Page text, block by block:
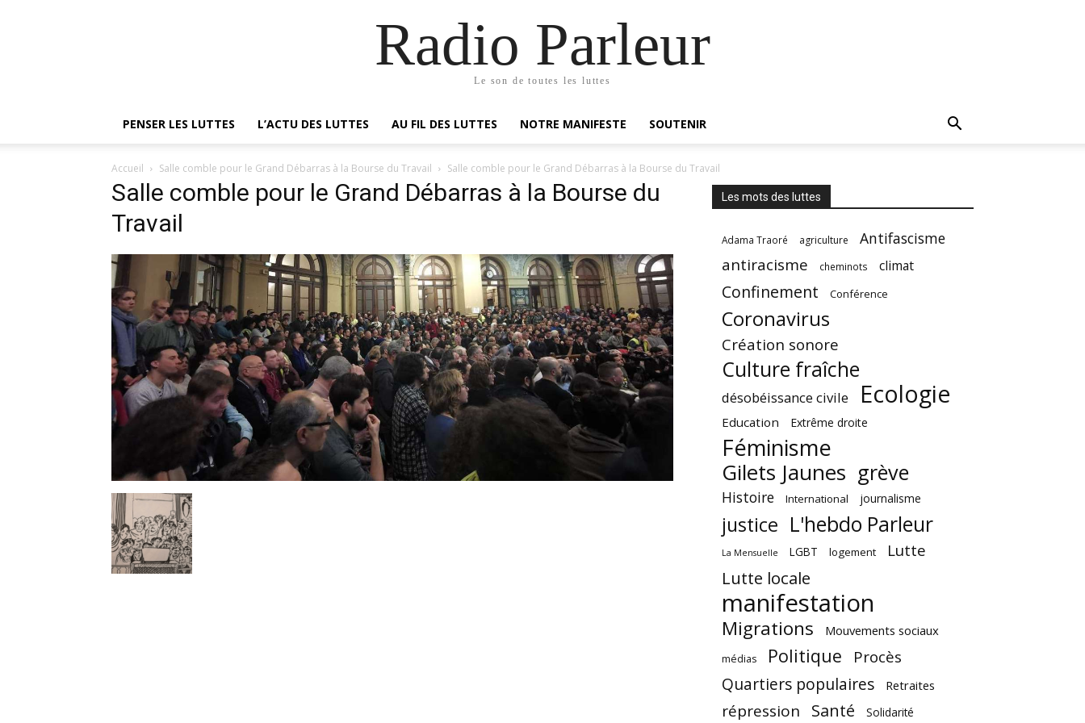
Radio Parleur
Le son de toutes les luttes
PENSER LES LUTTES L’ACTU DES LUTTES AU FIL DES LUTTES NOTRE MANIFESTE SOUTENIR
Accueil Salle comble pour le Grand Débarras à la Bourse du Travail Salle comble pour le Grand Débarras à la Bourse du Travail
Salle comble pour le Grand Débarras à la Bourse du
Travail
Les mots des luttes
Adama Traoré agriculture Antifascisme
antiracisme cheminots climat
Confinement Conférence
Coronavirus
Création sonore
Culture fraîche
désobéissance civile Ecologie
Education Extrême droite
Féminisme
Gilets Jaunes grève
Histoire International journalisme
justice L'hebdo Parleur
La Mensuelle LGBT logement Lutte
Lutte locale
manifestation
Migrations Mouvements sociaux
médias Politique Procès
Quartiers populaires Retraites
répression Santé Solidarité